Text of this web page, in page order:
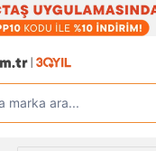
marka ara...